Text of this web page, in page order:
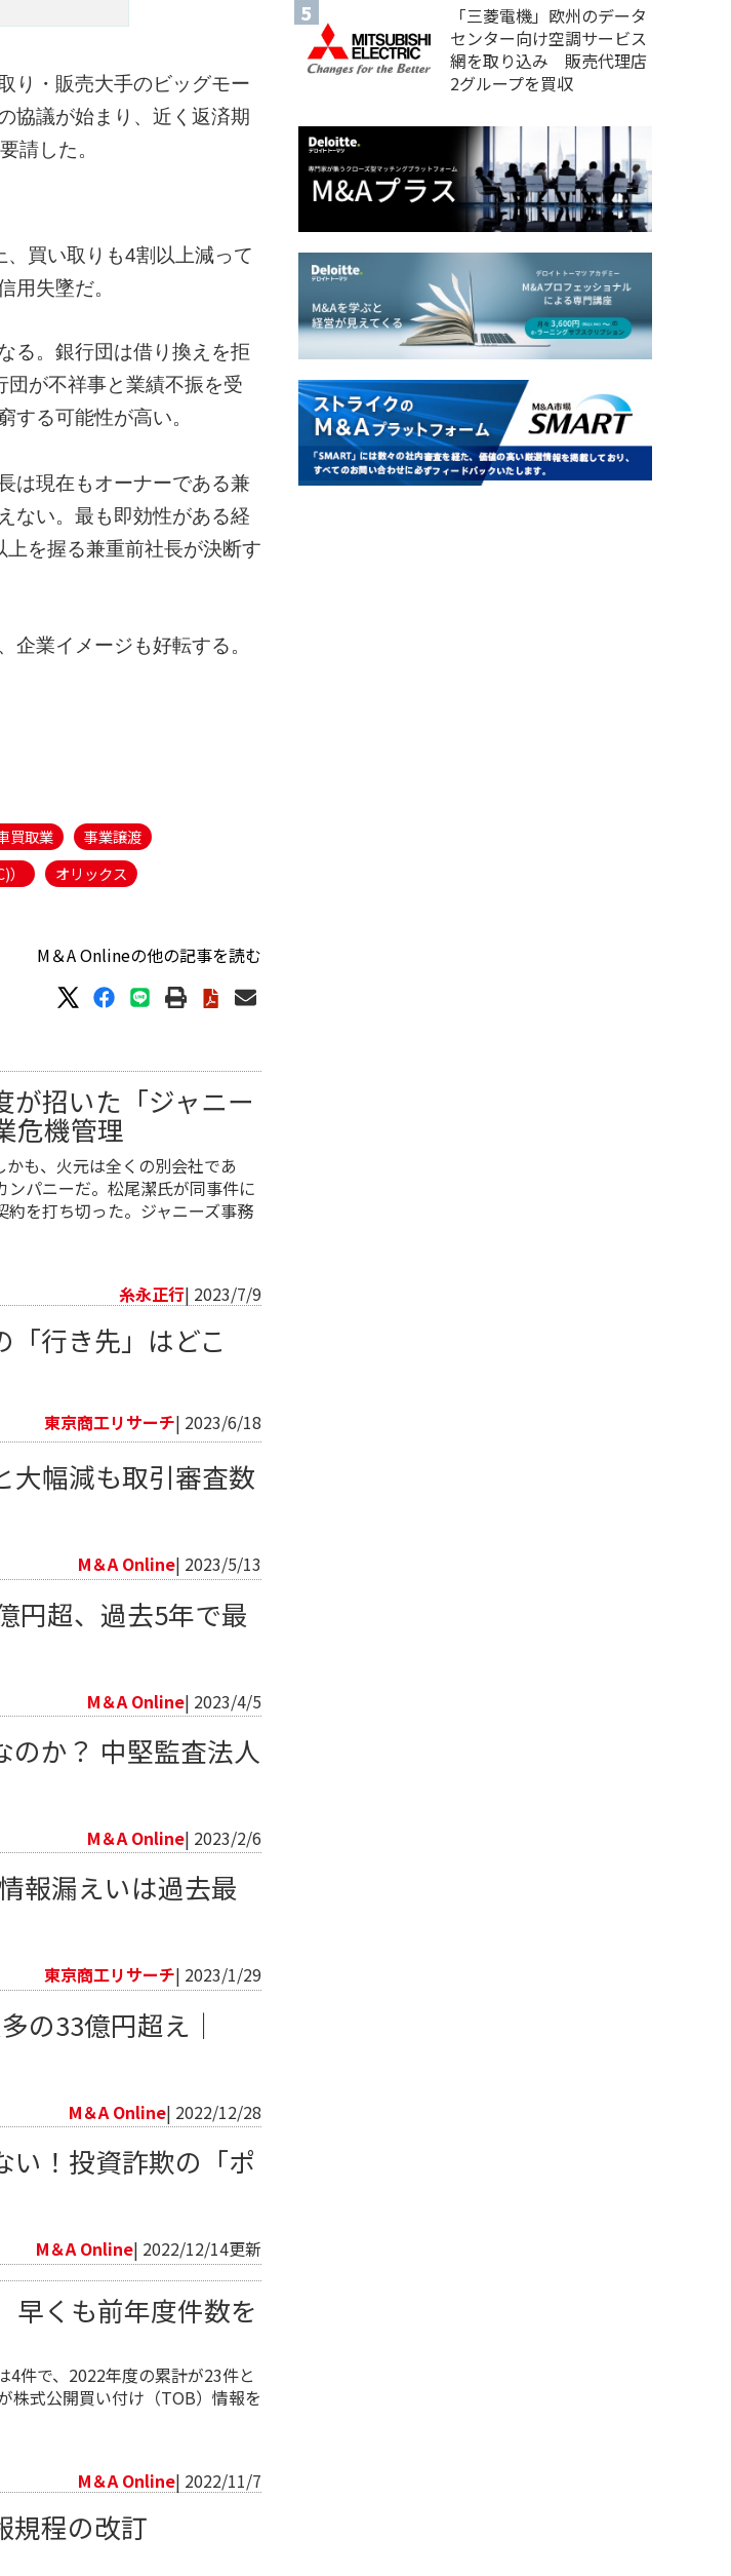
り・販売大手のビッグモー
協議が始まり、近く返済期
請した。
買い取りも4割以上減って
用失墜だ。
る。銀行団は借り換えを拒
が不祥事と業績不振を受
する可能性が高い。
は現在もオーナーである兼
ない。最も即効性がある経
を握る兼重前社長が決断す
業イメージも好転する。
買取業
事業譲渡
オリックス
M＆A Onlineの他の記事を読む
が招いた「ジャニー
危機管理
も、火元は全くの別会社であ
パニーだ。松尾潔氏が同事件に
を打ち切った。ジャニーズ事務
糸永正行| 2023/7/9
行き先」はどこ
東京商工リサーチ| 2023/6/18
大幅減も取引審査数
M＆A Online| 2023/5/13
円超、過去5年で最
M＆A Online| 2023/4/5
か？ 中堅監査法人
M＆A Online| 2023/2/6
報漏えいは過去最
東京商工リサーチ| 2023/1/29
の33億円超え｜
M＆A Online| 2022/12/28
い！投資詐欺の「ポ
M＆A Online| 2022/12/14更新
早くも前年度件数を
件で、2022年度の累計が23件と
株式公開買い付け（TOB）情報を
M＆A Online| 2022/11/7
規程の改訂
「三菱電機」欧州のデータ
センター向け空調サービス
網を取り込み 販売代理店
2グループを買収